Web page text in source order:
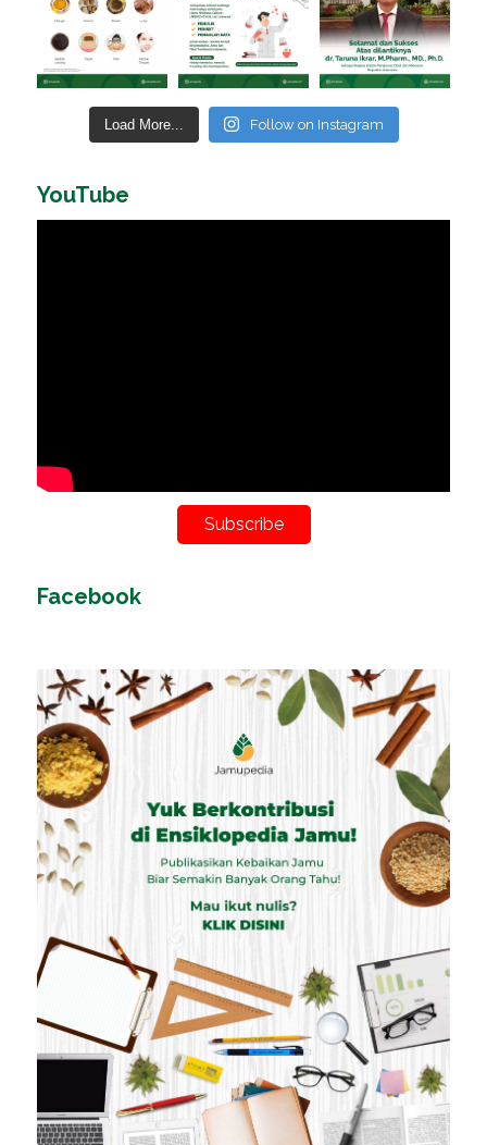
Load More... Follow on Instagram
YouTube
Subscribe
Facebook